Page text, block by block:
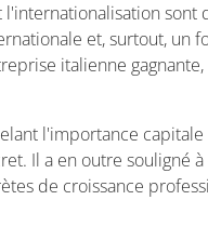
l'internationalisation
et, surtout, un
italienne
l'importance
Il a en outre souligné
de croissance